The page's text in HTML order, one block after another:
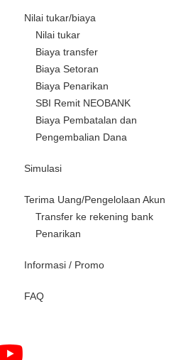
Nilai tukar/biaya
Nilai tukar
Biaya transfer
Biaya Setoran
Biaya Penarikan
SBI Remit NEOBANK
Biaya Pembatalan dan
Pengembalian Dana
Simulasi
Terima Uang/Pengelolaan Akun
Transfer ke rekening bank
Penarikan
Informasi / Promo
FAQ